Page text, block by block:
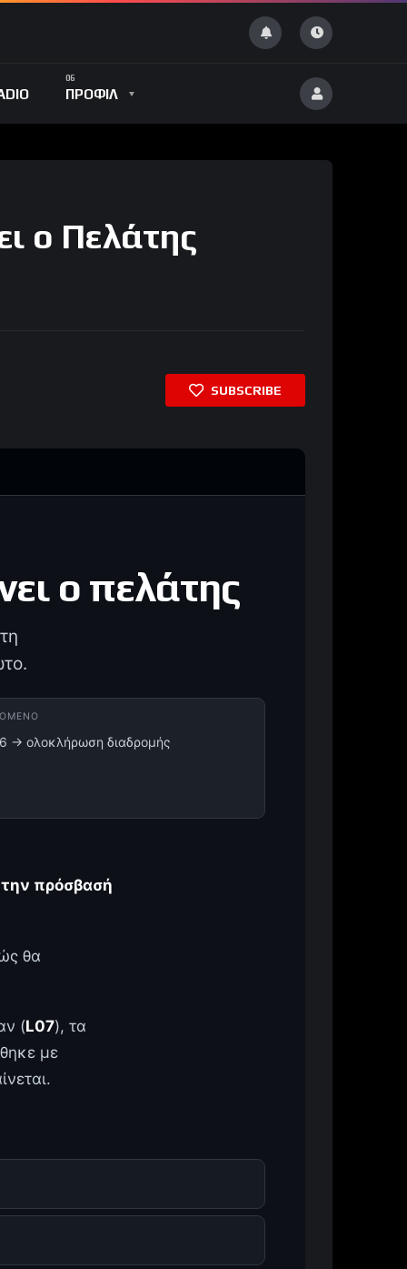
ΠΡΟΦΙΛ
ο Πελάτης
SUBSCRIBE
ο πελάτης
→ ολοκλήρωση διαδρομής
την πρόσβασή
θα
(L07), τα
με